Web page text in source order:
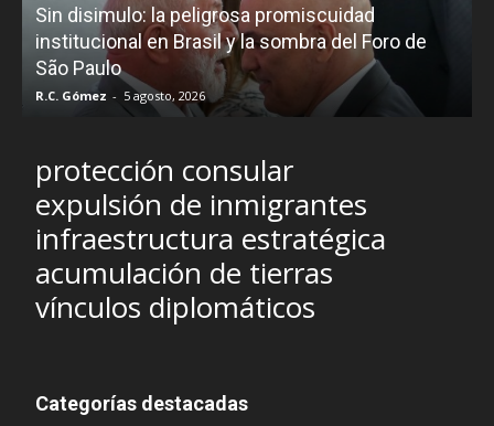
Sin disimulo: la peligrosa promiscuidad
institucional en Brasil y la sombra del Foro de
São Paulo
R.C. Gómez - 5 agosto, 2026
protección consular
expulsión de inmigrantes
infraestructura estratégica
acumulación de tierras
vínculos diplomáticos
Categorías destacadas